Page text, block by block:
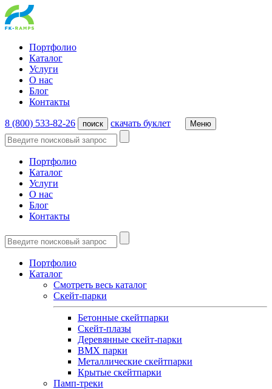
Портфолио
Каталог
Услуги
О нас
Блог
Контакты
8 (800) 533-82-26 поиск cкачать буклет Меню
Портфолио
Каталог
Услуги
О нас
Блог
Контакты
Портфолио
Каталог
Смотреть весь каталог
Скейт-парки
Бетонные скейтпарки
Скейт‑плазы
Деревянные скейт‑парки
BMX парки
Металлические скейтпарки
Крытые скейтпарки
Памп-треки